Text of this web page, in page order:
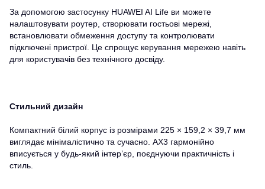
За допомогою застосунку HUAWEI AI Life ви можете
налаштовувати роутер, створювати гостьові мережі,
встановлювати обмеження доступу та контролювати
підключені пристрої. Це спрощує керування мережею навіть
для користувачів без технічного досвіду.
Стильний дизайн
Компактний білий корпус із розмірами 225 × 159,2 × 39,7 мм
виглядає мінімалістично та сучасно. AX3 гармонійно
вписується у будь-який інтер’єр, поєднуючи практичність і
стиль.